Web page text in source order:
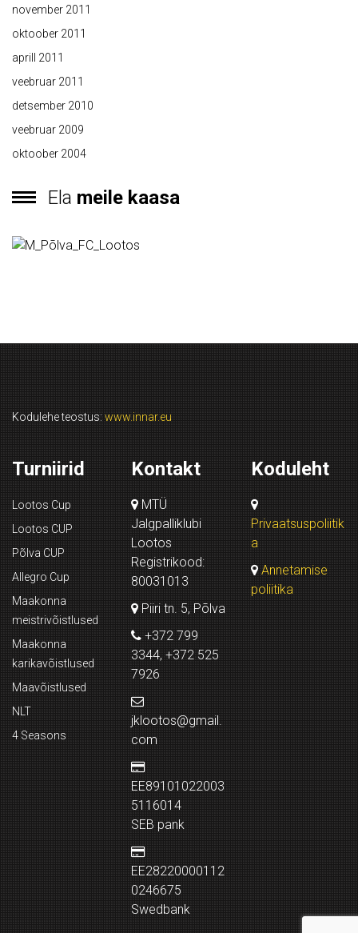
november 2011
oktoober 2011
aprill 2011
veebruar 2011
detsember 2010
veebruar 2009
oktoober 2004
Ela meile kaasa
Kodulehe teostus: www.innar.eu
Turniirid
Lootos Cup
Lootos CUP
Põlva CUP
Allegro Cup
Maakonna
meistrivõistlused
Maakonna
karikavõistlused
Maavõistlused
NLT
4 Seasons
Kontakt
MTÜ
Jalgpalliklubi
Lootos
Registrikood:
80031013
Piiri tn. 5, Põlva
+372 799
3344, +372 525
7926
jklootos@gmail.
com
EE89101022003
5116014
SEB pank
EE28220000112
0246675
Swedbank
Koduleht
Privaatsuspoliitik
a
Annetamise
poliitika